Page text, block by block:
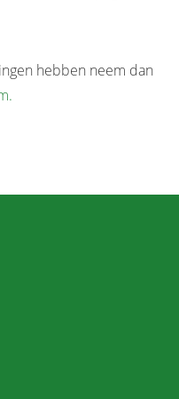
hebben neem dan